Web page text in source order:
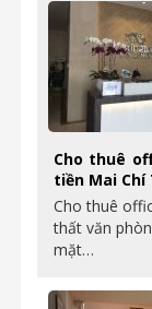
Cho thuê
tiền Mai Chí
Cho thuê
thất văn
mặt…